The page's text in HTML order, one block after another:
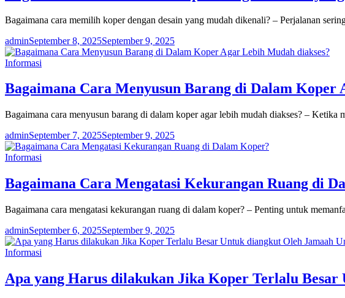
Bagaimana cara memilih koper dengan desain yang mudah dikenali? – Perjalanan
adminSeptember 8, 2025September 9, 2025
Informasi
Bagaimana Cara Menyusun Barang di Dalam Koper
Bagaimana cara menyusun barang di dalam koper agar lebih mudah diakses? –
adminSeptember 7, 2025September 9, 2025
Informasi
Bagaimana Cara Mengatasi Kekurangan Ruang di
Bagaimana cara mengatasi kekurangan ruang di dalam koper? – Penting untuk
adminSeptember 6, 2025September 9, 2025
Informasi
Apa yang Harus dilakukan Jika Koper Terlalu